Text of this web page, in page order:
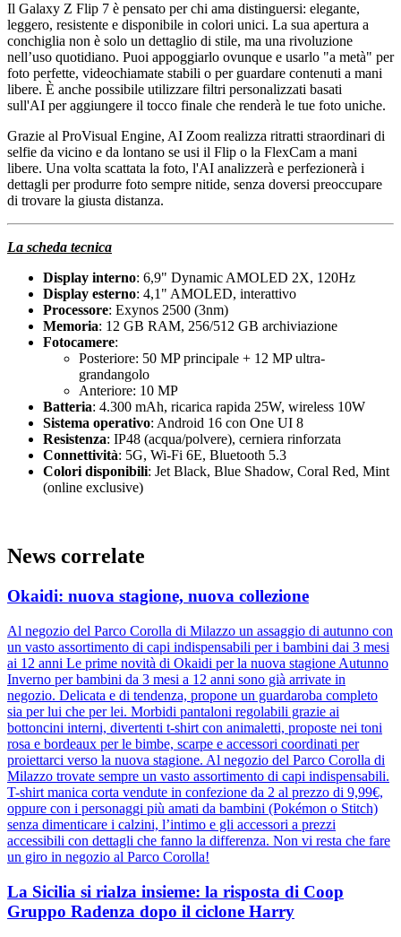
Il Galaxy Z Flip 7 è pensato per chi ama distinguersi: elegante,
leggero, resistente e disponibile in colori unici. La sua apertura a
conchiglia non è solo un dettaglio di stile, ma una rivoluzione
nell’uso quotidiano. Puoi appoggiarlo ovunque e usarlo "a metà" per
foto perfette, videochiamate stabili o per guardare contenuti a mani
libere. È anche possibile utilizzare filtri personalizzati basati
sull'AI per aggiungere il tocco finale che renderà le tue foto uniche.
Grazie al ProVisual Engine, AI Zoom realizza ritratti straordinari di
selfie da vicino e da lontano se usi il Flip o la FlexCam a mani
libere. Una volta scattata la foto, l'AI analizzerà e perfezionerà i
dettagli per produrre foto sempre nitide, senza doversi preoccupare
di trovare la giusta distanza.
La scheda tecnica
Display interno: 6,9" Dynamic AMOLED 2X, 120Hz
Display esterno: 4,1" AMOLED, interattivo
Processore: Exynos 2500 (3nm)
Memoria: 12 GB RAM, 256/512 GB archiviazione
Fotocamere:
Posteriore: 50 MP principale + 12 MP ultra-
grandangolo
Anteriore: 10 MP
Batteria: 4.300 mAh, ricarica rapida 25W, wireless 10W
Sistema operativo: Android 16 con One UI 8
Resistenza: IP48 (acqua/polvere), cerniera rinforzata
Connettività: 5G, Wi-Fi 6E, Bluetooth 5.3
Colori disponibili: Jet Black, Blue Shadow, Coral Red, Mint
(online exclusive)
News correlate
Okaidi: nuova stagione, nuova collezione
Al negozio del Parco Corolla di Milazzo un assaggio di autunno con
un vasto assortimento di capi indispensabili per i bambini dai 3 mesi
ai 12 anni Le prime novità di Okaidi per la nuova stagione Autunno
Inverno per bambini da 3 mesi a 12 anni sono già arrivate in
negozio. Delicata e di tendenza, propone un guardaroba completo
sia per lui che per lei. Morbidi pantaloni regolabili grazie ai
bottoncini interni, divertenti t-shirt con animaletti, proposte nei toni
rosa e bordeaux per le bimbe, scarpe e accessori coordinati per
proiettarci verso la nuova stagione. Al negozio del Parco Corolla di
Milazzo trovate sempre un vasto assortimento di capi indispensabili.
T-shirt manica corta vendute in confezione da 2 al prezzo di 9,99€,
oppure con i personaggi più amati da bambini (Pokémon o Stitch)
senza dimenticare i calzini, l’intimo e gli accessori a prezzi
accessibili con dettagli che fanno la differenza. Non vi resta che fare
un giro in negozio al Parco Corolla!
La Sicilia si rialza insieme: la risposta di Coop
Gruppo Radenza dopo il ciclone Harry